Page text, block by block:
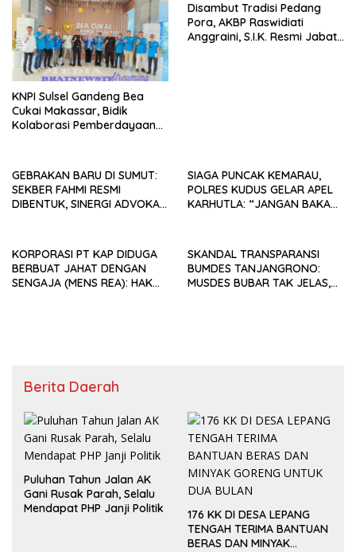
KNPI Sulsel Gandeng Bea
Cukai Makassar, Bidik
Kolaborasi Pemberdayaan
Disambut Tradisi Pedang
Pora, AKBP Raswidiati
Anggraini, S.I.K. Resmi Jabat
GEBRAKAN BARU DI SUMUT:
SEKBER FAHMI RESMI
DIBENTUK, SINERGI ADVOKAT
HUT RI KE-81
SIAGA PUNCAK KEMARAU,
POLRES KUDUS GELAR APEL
KARHUTLA: “JANGAN BAKAR
KORPORASI PT KAP DIDUGA
BERBUAT JAHAT DENGAN
SENGAJA (MENS REA): HAK
SKANDAL TRANSPARANSI
BUMDES TANJANGRONO:
MUSDES BUBAR TAK JELAS,
Berita Daerah
Puluhan Tahun Jalan AK
Gani Rusak Parah, Selalu
Mendapat PHP Janji Politik
176 KK DI DESA LEPANG
TENGAH TERIMA BANTUAN
BERAS DAN MINYAK